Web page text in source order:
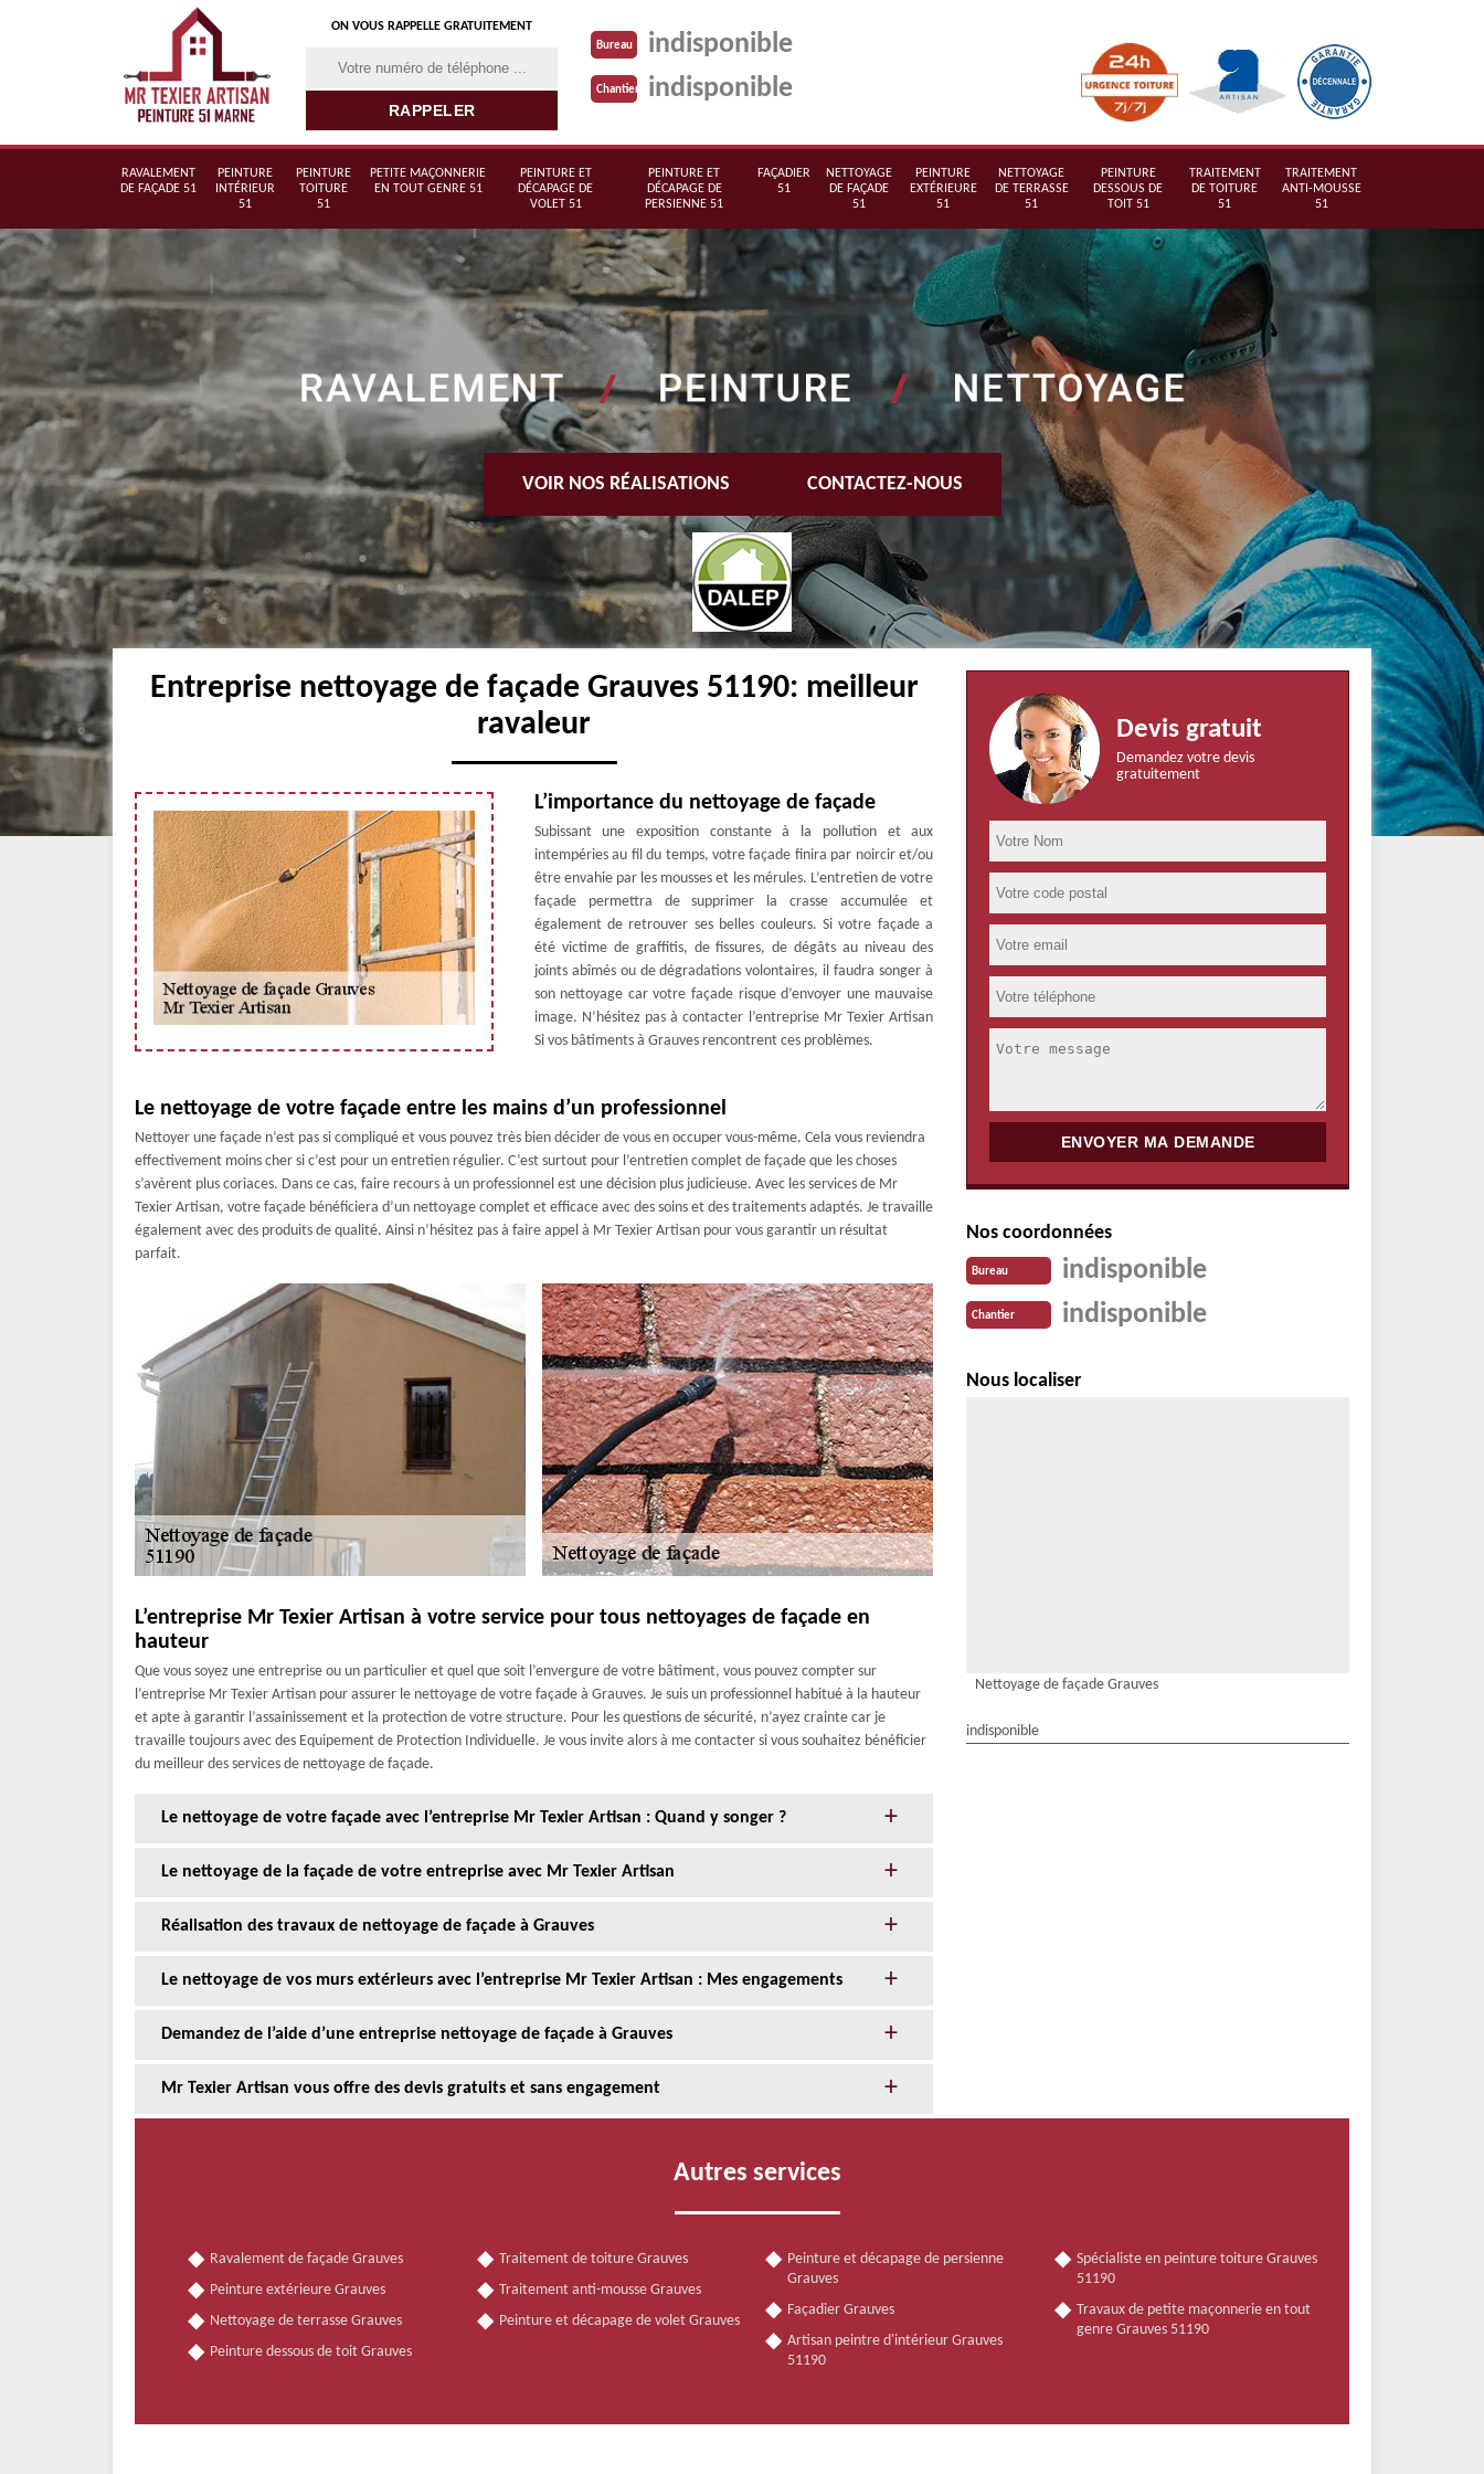
ON VOUS RAPPELLE GRATUITEMENT
Bureau indisponible
Chantier indisponible
RAVALEMENT
DE FAÇADE 51
PEINTURE
INTÉRIEUR
51
PEINTURE
TOITURE
51
PETITE MAÇONNERIE
EN TOUT GENRE 51
PEINTURE ET
DÉCAPAGE DE
VOLET 51
PEINTURE ET
DÉCAPAGE DE
PERSIENNE 51
FAÇADIER
51
NETTOYAGE
DE FAÇADE
51
PEINTURE
EXTÉRIEURE
51
NETTOYAGE
DE TERRASSE
51
PEINTURE
DESSOUS DE
TOIT 51
TRAITEMENT
DE TOITURE
51
TRAITEMENT
ANTI-MOUSSE
51
VOIR NOS RÉALISATIONS CONTACTEZ-NOUS
Entreprise nettoyage de façade Grauves 51190: meilleur
ravaleur
L’importance du nettoyage de façade
Subissant une exposition constante à la pollution et aux
intempéries au fil du temps, votre façade finira par noircir et/ou
être envahie par les mousses et les mérules. L’entretien de votre
façade permettra de supprimer la crasse accumulée et
également de retrouver ses belles couleurs. Si votre façade a
été victime de graffitis, de fissures, de dégâts au niveau des
joints abîmés ou de dégradations volontaires, il faudra songer à
son nettoyage car votre façade risque d’envoyer une mauvaise
image. N’hésitez pas à contacter l’entreprise Mr Texier Artisan
Si vos bâtiments à Grauves rencontrent ces problèmes.
Le nettoyage de votre façade entre les mains d’un professionnel
Nettoyer une façade n’est pas si compliqué et vous pouvez très bien décider de vous en occuper vous-même. Cela vous reviendra
effectivement moins cher si c’est pour un entretien régulier. C’est surtout pour l’entretien complet de façade que les choses
s’avèrent plus coriaces. Dans ce cas, faire recours à un professionnel est une décision plus judicieuse. Avec les services de Mr
Texier Artisan, votre façade bénéficiera d’un nettoyage complet et efficace avec des soins et des traitements adaptés. Je travaille
également avec des produits de qualité. Ainsi n’hésitez pas à faire appel à Mr Texier Artisan pour vous garantir un résultat
parfait.
L’entreprise Mr Texier Artisan à votre service pour tous nettoyages de façade en
hauteur
Que vous soyez une entreprise ou un particulier et quel que soit l’envergure de votre bâtiment, vous pouvez compter sur
l’entreprise Mr Texier Artisan pour assurer le nettoyage de votre façade à Grauves. Je suis un professionnel habitué à la hauteur
et apte à garantir l’assainissement et la protection de votre structure. Pour les questions de sécurité, n’ayez crainte car je
travaille toujours avec des Equipement de Protection Individuelle. Je vous invite alors à me contacter si vous souhaitez bénéficier
du meilleur des services de nettoyage de façade.
Le nettoyage de votre façade avec l’entreprise Mr Texier Artisan : Quand y songer ?
Le nettoyage de la façade de votre entreprise avec Mr Texier Artisan
Réalisation des travaux de nettoyage de façade à Grauves
Le nettoyage de vos murs extérieurs avec l’entreprise Mr Texier Artisan : Mes engagements
Demandez de l’aide d’une entreprise nettoyage de façade à Grauves
Mr Texier Artisan vous offre des devis gratuits et sans engagement
Devis gratuit
Demandez votre devis
gratuitement
Nos coordonnées
Bureau indisponible
Chantier indisponible
Nous localiser
Nettoyage de façade Grauves
indisponible
Autres services
Ravalement de façade Grauves
Peinture extérieure Grauves
Nettoyage de terrasse Grauves
Peinture dessous de toit Grauves
Traitement de toiture Grauves
Traitement anti-mousse Grauves
Peinture et décapage de volet Grauves
Peinture et décapage de persienne
Grauves
Façadier Grauves
Artisan peintre d'intérieur Grauves
51190
Spécialiste en peinture toiture Grauves
51190
Travaux de petite maçonnerie en tout
genre Grauves 51190